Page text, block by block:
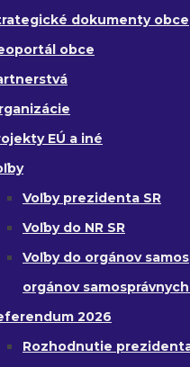
dokumenty obce
obce
EÚ a iné
Voľby prezidenta SR
Voľby do NR SR
Voľby do orgánov
orgánov
2026
Rozhodnutie